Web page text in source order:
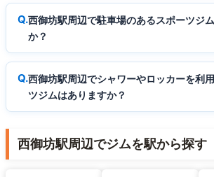
西御坊駅周辺で駐車場のあるスポーツジ
か？
西御坊駅周辺でシャワーやロッカーを利
ツジムはありますか？
西御坊駅周辺でジムを駅から探す